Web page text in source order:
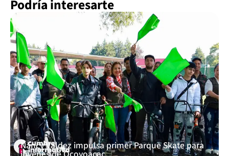
Podría interesarte
Nancy Valdez impulsa primer Parque Skate para